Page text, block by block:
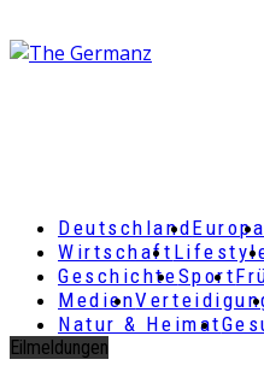
Deutschland
Wirtschaft
GeschichteSport
Medien
Natur & Heimat
Eilmeldungen